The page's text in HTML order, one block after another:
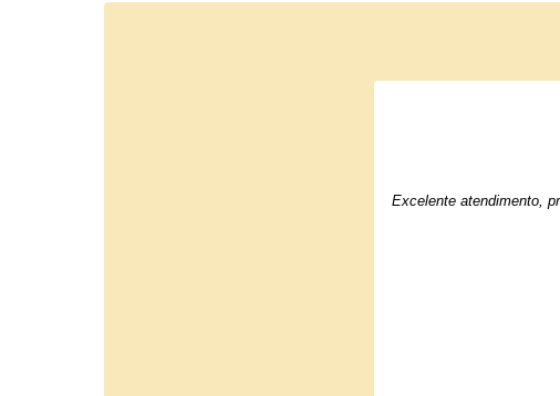
Excelente atendimento,